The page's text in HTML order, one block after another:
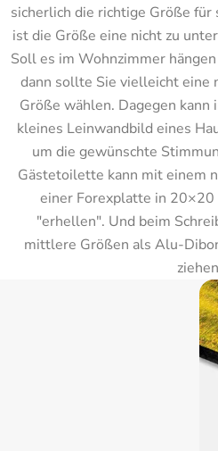
sicherlich die richtige Größe
ist die Größe eine nicht zu
Soll es im Wohnzimmer
dann sollte Sie vielleicht eine
Größe wählen. Dagegen kann
kleines Leinwandbild eines
um die gewünschte
Gästetoilette kann mit einem
einer Forexplatte in 20×20
"erhellen". Und beim
mittlere Größen als Alu-